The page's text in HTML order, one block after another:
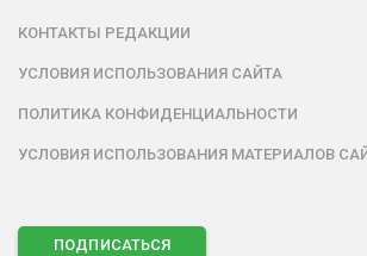
КОНТАКТЫ РЕДАКЦИИ
УСЛОВИЯ ИСПОЛЬЗОВАНИЯ САЙТА
ПОЛИТИКА КОНФИДЕНЦИАЛЬНОСТИ
УСЛОВИЯ ИСПОЛЬЗОВАНИЯ МАТЕРИАЛОВ
ПОДПИСАТЬСЯ